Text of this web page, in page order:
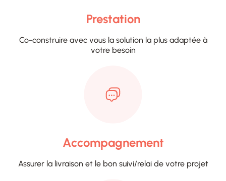
Prestation
Co-construire avec vous la solution la plus adaptée à
votre besoin
Accompagnement
Assurer la livraison et le bon suivi/relai de votre projet